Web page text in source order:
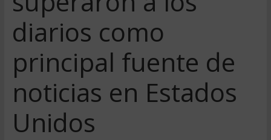
diarios como
principal fuente de
noticias en Estados
Unidos